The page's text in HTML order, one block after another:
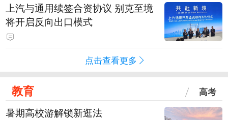
上汽与通用续签合资协议 别克至境
将开启反向出口模式
点击查看更多
教育 高考
暑期高校游解锁新逛法